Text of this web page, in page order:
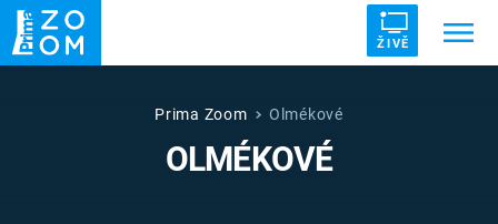
ŽIVĚ
UFO DRUHÁ SVĚTOVÁ VÁLKA
VETŘELCI DÁVNOVĚKU
Prima Zoom Olmékové
OLMÉKOVÉ